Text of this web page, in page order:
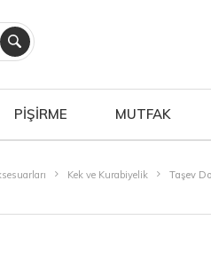
PİŞİRME MUTFAK
Kek ve Kurabiyelik Taşev